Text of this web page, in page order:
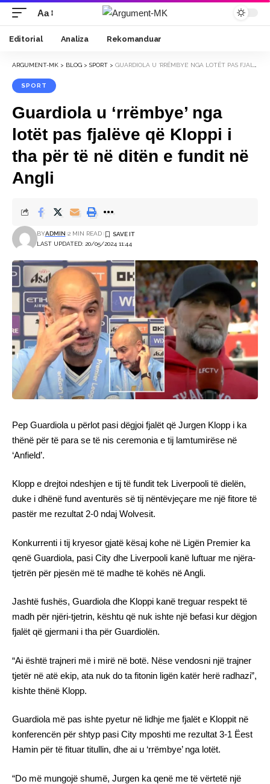
Font
Resizer
Aa
Editorial Analiza Rekomanduar
ARGUMENT-MK > BLOG > SPORT > GUARDIOLA U ‘RRËMBYE’ NGA LOTËT PAS FJALËVE QË KLOPPI I THA PËR TË NË DITËN E FUNDIT NË ANGLI
SPORT
Guardiola u ‘rrëmbye’ nga
lotët pas fjalëve që Kloppi i
tha për të në ditën e fundit në
Angli
LAST UPDATED: 20/05/2024 11:44
BYADMIN 2 MIN READ
Pep Guardiola u përlot pasi dëgjoi fjalët që Jurgen Klopp i ka
thënë për të para se të nis ceremonia e tij lamtumirëse në
‘Anfield’.
Klopp e drejtoi ndeshjen e tij të fundit tek Liverpooli të dielën,
duke i dhënë fund aventurës së tij nëntëvjeçare me një fitore të
pastër me rezultat 2-0 ndaj Wolvesit.
Konkurrenti i tij kryesor gjatë kësaj kohe në Ligën Premier ka
qenë Guardiola, pasi City dhe Liverpooli kanë luftuar me njëra-
tjetrën për pjesën më të madhe të kohës në Angli.
Jashtë fushës, Guardiola dhe Kloppi kanë treguar respekt të
madh për njëri-tjetrin, kështu që nuk ishte një befasi kur dëgjon
fjalët që gjermani i tha për Guardiolën.
“Ai është trajneri më i mirë në botë. Nëse vendosni një trajner
tjetër në atë ekip, ata nuk do ta fitonin ligën katër herë radhazi”,
kishte thënë Klopp.
Guardiola më pas ishte pyetur në lidhje me fjalët e Kloppit në
konferencën për shtyp pasi City mposhti me rezultat 3-1 Ëest
Hamin për të fituar titullin, dhe ai u ‘rrëmbye’ nga lotët.
“Do më mungojë shumë, Jurgen ka qenë me të vërtetë një